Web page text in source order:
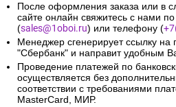
После оформления заказа или в
сайте онлайн свяжитесь с нами
(sales@1oboi.ru) или телефону (
Менеджер сгенерирует ссылку
"Сбербанк" и направит удобным
Проведение платежей по
осуществляется без
соответствии с требованиями
MasterCard, МИР.